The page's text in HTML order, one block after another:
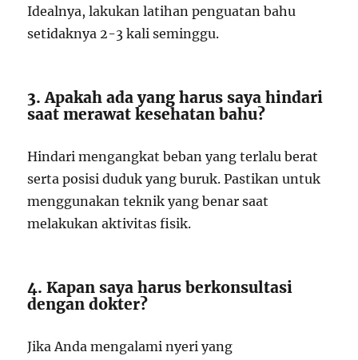
Idealnya, lakukan latihan penguatan bahu
setidaknya 2-3 kali seminggu.
3. Apakah ada yang harus saya hindari
saat merawat kesehatan bahu?
Hindari mengangkat beban yang terlalu berat
serta posisi duduk yang buruk. Pastikan untuk
menggunakan teknik yang benar saat
melakukan aktivitas fisik.
4. Kapan saya harus berkonsultasi
dengan dokter?
Jika Anda mengalami nyeri yang